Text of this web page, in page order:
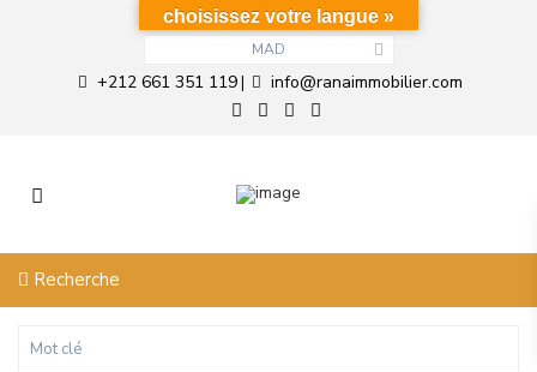
MAD
+212 661 351 119| info@ranaimmobilier.com
Recherche
choisissez votre langue »